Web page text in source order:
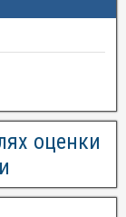
оценки